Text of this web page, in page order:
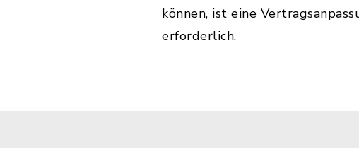
können, ist eine
erforderlich.